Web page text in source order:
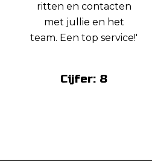
ritten en contacten
met jullie en het
team. Een top service!'
Cijfer: 8